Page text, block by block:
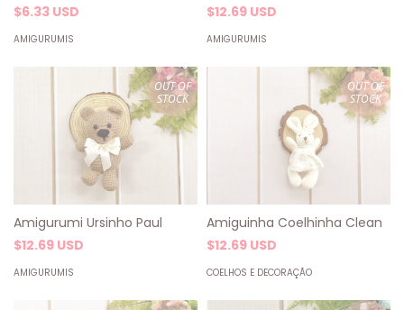
$6.33 USD
AMIGURUMIS
$12.69 USD
AMIGURUMIS
OUT OF
STOCK
Amigurumi Ursinho Paul
$12.69 USD
AMIGURUMIS
OUT OF
STOCK
Amiguinha Coelhinha Clean
$12.69 USD
COELHOS E DECORAÇÃO